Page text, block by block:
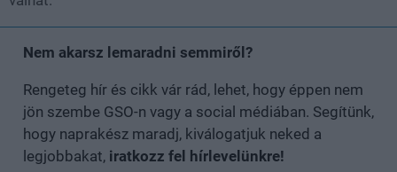
Nem akarsz lemaradni semmiről?
Rengeteg hír és cikk vár rád, lehet, hogy éppen nem
jön szembe GSO-n vagy a social médiában. Segítünk,
hogy naprakész maradj, kiválogatjuk neked a
legjobbakat, iratkozz fel hírlevelünkre!